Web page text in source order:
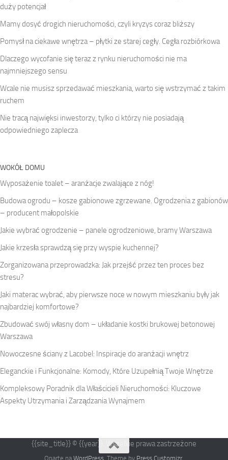
duży potencjał
Mamy dosyć drogich nieruchomości, czyli kryzys coraz bliższy
Pomysł na ciekawe wnętrza – płytki ze starej cegły. Cegła rozbiórkowa
Dlaczego wycofanie się teraz z rynku nieruchomości nie ma
najmniejszego sensu
Wcale nie musisz sprzedawać mieszkania, warto się wstrzymać z takim
ruchem
Nie tracą najwięksi inwestorzy, tylko ci którzy nie posiadają
odpowiedniego zaplecza
WOKÓŁ DOMU
Wyposażenie toalet – aranżacje zwalające z nóg!
Budowa ogrodu – kosze gabionowe zgrzewane. Ogrodzenia z gabionów
– producent małopolskie
Jakie wybrać ogrodzenie – panele ogrodzeniowe, bramy Warszawa
Jakie krzesła sprawdzą się przy wyspie kuchennej?
Zorganizowana przeprowadzka: Jak przejść przez ten proces bez
stresu?
Jaki materac wybrać, aby pierwsze noce w nowym mieszkaniu były jak
najbardziej komfortowe?
Zbudować swój własny dom – układanie kostki brukowej betonowej
Warszawa
Nowoczesne ściany z Lacobel: Inspiracje do aranżacji wnętrz
Eleganckie i Funkcjonalne: Komody, Które Uzupełnią Twoje Wnętrze
Kompleksowy Poradnik dla Właścicieli Nieruchomości: Kluczowe
Aspekty Utrzymania i Zarządzania Wynajmem
{{site_title}} © {{year}}. Wszelkie prawa zastrzeżone
Oparte na WordPress . Theme by Press Customizr.